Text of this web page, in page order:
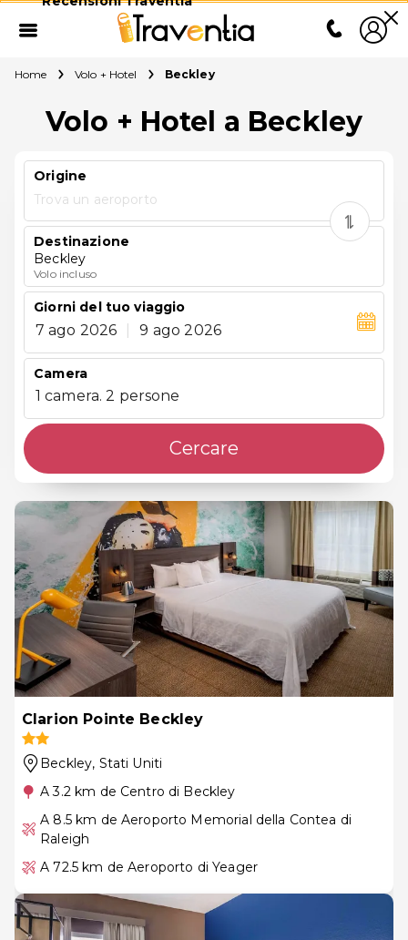
Home Volo + Hotel Beckley
Volo + Hotel a Beckley
Origine
Trova un aeroporto
Destinazione
Beckley
Volo incluso
Giorni del tuo viaggio
7 ago 2026 9 ago 2026
Camera
1 camera. 2 persone
Cercare
Clarion Pointe Beckley
Beckley, Stati Uniti
A 3.2 km de Centro di Beckley
A 8.5 km de Aeroporto Memorial della Contea di
Raleigh
A 72.5 km de Aeroporto di Yeager